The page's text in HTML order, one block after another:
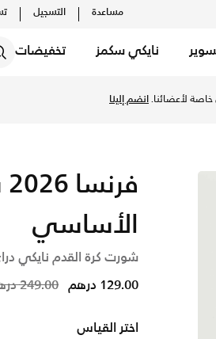
مساعدة التسجيل
نايكي سكمز تخفيضات
لأعضائنا.انضم إلينا
الأساسي
شورت كرة القدم نايكي
from
249.00 درهم 129.00 درهم
اختر القياس